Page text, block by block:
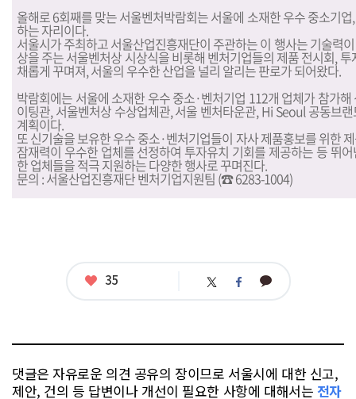
올해로 6회째를 맞는 서울벤처박람회는 서울에 소재한 우수 중소기
하는 자리이다.
서울시가 주최하고 서울산업진흥재단이 주관하는 이 행사는 기술력
상을 주는 서울벤처상 시상식을 비롯해 벤처기업들의 제품 전시회,
채롭게 꾸며져, 서울의 우수한 산업을 널리 알리는 판로가 되어왔다.
박람회에는 서울에 소재한 우수 중소·벤처기업 112개 업체가 참가
이팅관, 서울벤처상 수상업체관, 서울 벤처타운관, Hi Seoul 공동브
계획이다.
또 신기술을 보유한 우수 중소·벤처기업들이 자사 제품홍보를 위한
잠재력이 우수한 업체를 선정하여 투자유치 기회를 제공하는 등 뛰
한 업체들을 적극 지원하는 다양한 행사로 꾸며진다.
문의 : 서울산업진흥재단 벤처기업지원팀 (☎ 6283-1004)
좋
35 트 페 카
댓글은 자유로운 의견 공유의 장이므로 서울시에 대한 신고,
제안, 건의 등 답변이나 개선이 필요한 사항에 대해서는 전자